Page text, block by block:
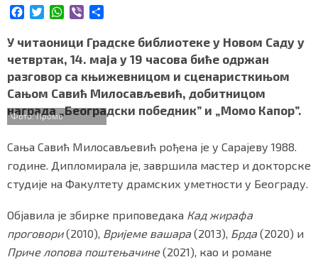
c
e
b
o
o
k
i
t
t
e
r
W
a
s
A
p
p
b
r
a
r
e
У читаоници Градске библиотеке у Новом Саду у
четвртак, 14. маја у 19 часова биће одржан
разговор са књижевницом и сценаристкињом
Сањом Савић Милосављевић, добитницом
награда „Београдски победник” и „Момо Капор”.
Фото: Промо
Сања Савић Милосављевић рођена је у Сарајеву 1988.
године. Дипломирала је, завршила мастер и докторске
студије на Факултету драмских уметности у Београду.
Објавила је збирке приповедака Кад жирафа
проговори(2010), Вријеме вашара(2013), Брда(2020) и
Приче лопова поштењачине(2021), као и романе
БЛОГ
СРБИЈА
ЖИВОТ И СТИЛ
СПОРТ
БИЗНИС